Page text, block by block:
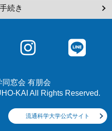
続き
窓会 有朋会
KAI All Rights Reserved.
流通科学大学公式サイト